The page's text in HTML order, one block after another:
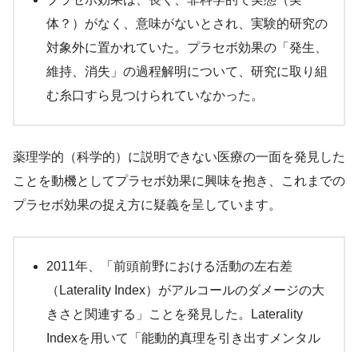
体？）がなく、意味がないとされ、実験的研究の
対象外に置かれていた。プラセボ効果の「発生、
維持、消失」の過程解明について、研究に取り組
む糸口すら見つけられていなかった。
薬理学的（科学的）に説明できない医療の一面を発見した
ことを動機としてプラセボ効果に興味を抱き、これまでの
プラセボ効果の捉え方に疑義を呈しています。
2011年、「前頭前野における活動の左右差
（Laterality Index）がアルコールのダメージの大
きさと関連する」ことを発見した。Laterality
Indexを用いて「能動的真理を引き出すメンタル